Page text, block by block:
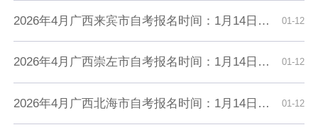
01-12
2026年4月广西来宾市自考报名时间：1月14日9:00至1月28日18:00
01-12
2026年4月广西崇左市自考报名时间：1月14日9:00至1月28日18:00
01-12
2026年4月广西北海市自考报名时间：1月14日9:00至1月28日18:00